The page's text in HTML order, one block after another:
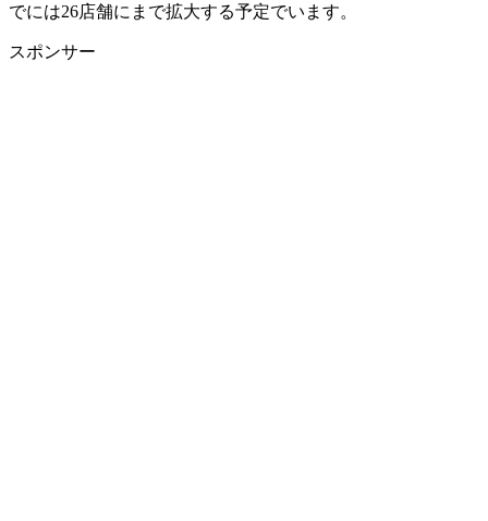
でには26店舗にまで拡大する予定でいます。
スポンサー